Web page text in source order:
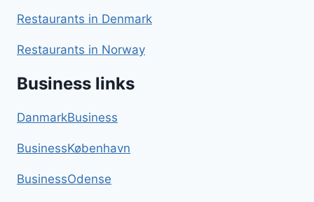
Restaurants in Denmark
Restaurants in Norway
Business links
DanmarkBusiness
BusinessKøbenhavn
BusinessOdense